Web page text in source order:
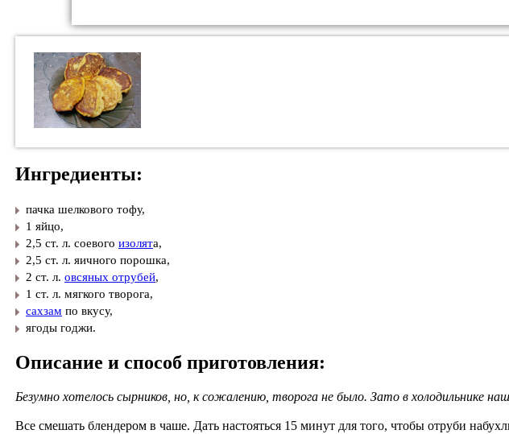
Ингредиенты:
пачка шелкового тофу,
​1 яйцо,
​2,5 ст. л. соевого изолята,
​2,5 ст. л. яичного порошка,
​2 ст. л. овсяных отрубей,
​1 ст. л. мягкого творога,
сахзам по вкусу,
​ягоды годжи.
Описание и способ приготовления:
Безумно хотелось сырников, но, к сожалению, творога не было. Зато в холодильнике
Все смешать блендером в чаше. Дать настояться 15 минут для того, чтобы отруби